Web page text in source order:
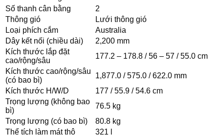
Số thanh cân bằng
2
Thông gió
Lưới thông gió
Loại phích cắm
Australia
Dây kết nối (chiều dài)
2,200 mm
Kích thước lắp đặt
cao/rộng/sâu
177.2 – 178.8 / 56 – 57 / 55.0 cm
Kích thước cao/rộng/sâu
(có bao bì)
1,877.0 / 575.0 / 622.0 mm
Kích thước H/W/D
177 / 55.9 / 54.6 cm
Trọng lượng (không bao
bì)
76.5 kg
Trọng lượng (có bao bì)
80.8 kg
Thể tích làm mát thô
321 l